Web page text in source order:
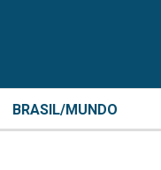
BRASIL/MUNDO